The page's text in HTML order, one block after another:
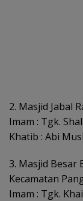
2. Masjid Jabal
Imam : Tgk.
Khatib : Abi
3. Masjid Besar
Kecamatan
Imam : Tgk.